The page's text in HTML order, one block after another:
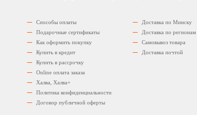
Способы оплаты
Подарочные сертификаты
Как оформить покупку
Купить в кредит
Купить в рассрочку
Оnline оплата заказа
Халва, Халва+
Политика конфиденциальности
Договор публичной оферты
Доставка по Минску
Доставка по регионам
Самовывоз товара
Доставка почтой